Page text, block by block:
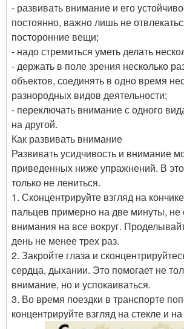
- развивать внимание и его
постоянно, важно лишь не
посторонние вещи;
- надо стремиться уметь делать
- держать в поле зрения несколько
объектов, соединять в одно время
разнородных видов деятельности;
- переключать внимание с одного
на другой.
Как развивать внимание
Развивать усидчивость и внимание
приведенных ниже упражнений. В
только не лениться.
1. Сконцентрируйте взгляд на
пальцев примерно на две минуты,
внимания на все вокруг.
день не менее трех раз.
2. Закройте глаза и
сердца, дыхании. Это помогает не
внимание, но и успокаиваться.
3. Во время поездки в транспорте
концентрируйте взгляд на стекле и